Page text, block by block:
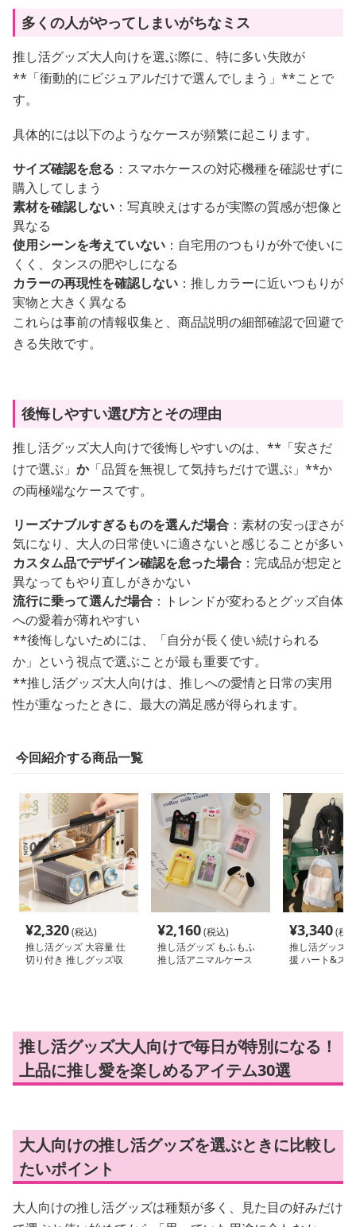
多くの人がやってしまいがちなミス
推し活グッズ大人向けを選ぶ際に、特に多い失敗が
**「衝動的にビジュアルだけで選んでしまう」**ことで
す。
具体的には以下のようなケースが頻繁に起こります。
サイズ確認を怠る ：スマホケースの対応機種を確認せずに
購入してしまう
素材を確認しない ：写真映えはするが実際の質感が想像と
異なる
使用シーンを考えていない ：自宅用のつもりが外で使いに
くく、タンスの肥やしになる
カラーの再現性を確認しない ：推しカラーに近いつもりが
実物と大きく異なる
これらは事前の情報収集と、商品説明の細部確認で回避で
きる失敗です。
後悔しやすい選び方とその理由
推し活グッズ大人向けで後悔しやすいのは、**「安さだ
けで選ぶ」 か「品質を無視して気持ちだけで選ぶ」**か
の両極端なケースです。
リーズナブルすぎるものを選んだ場合 ：素材の安っぽさが
気になり、大人の日常使いに適さないと感じることが多い
カスタム品でデザイン確認を怠った場合 ：完成品が想定と
異なってもやり直しがきかない
流行に乗って選んだ場合 ：トレンドが変わるとグッズ自体
への愛着が薄れやすい
**後悔しないためには、「自分が長く使い続けられる
か」という視点で選ぶことが最も重要です。
**推し活グッズ大人向けは、推しへの愛情と日常の実用
性が重なったときに、最大の満足感が得られます。
今回紹介する商品一覧
¥2,320(税込)
推し活グッズ 大容量 仕
切り付き 推しグッズ収
¥2,160(税込)
推し活グッズ もふもふ
推し活アニマルケース
¥3,340(税
推し活グッズ
援 ハート&ス
推し活グッズ大人向けで毎日が特別になる！
上品に推し愛を楽しめるアイテム30選
大人向けの推し活グッズを選ぶときに比較し
たいポイント
大人向けの推し活グッズは種類が多く、見た目の好みだけ